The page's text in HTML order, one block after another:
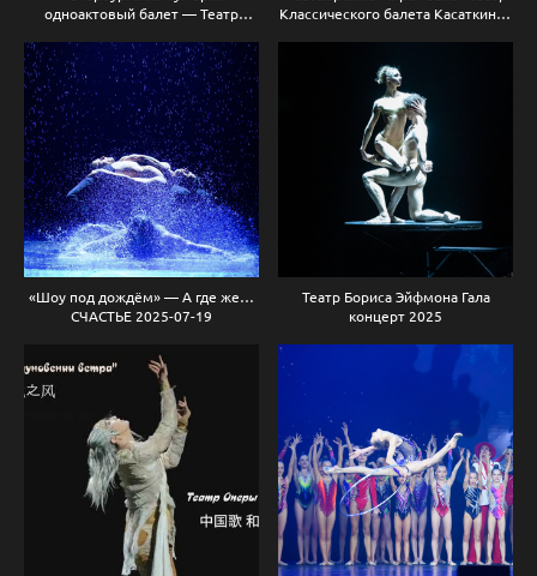
одноактовый балет — Театр
Касаткиной и Владимира
Василева 10.10.2025
Классического балета Касаткиной
«Шоу под дождём» — А где же…
СЧАСТЬЕ 2025-07-19
Театр Бориса Эйфмона Гала
концерт 2025